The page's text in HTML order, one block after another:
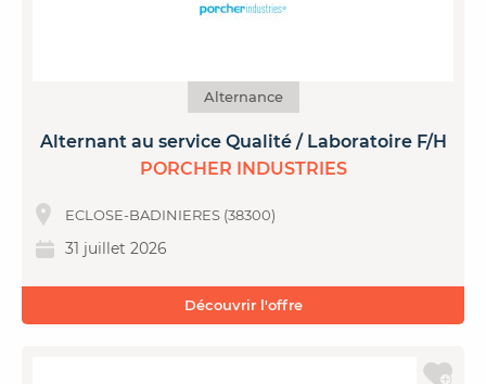
Alternance
Alternant au service Qualité / Laboratoire F/H
PORCHER INDUSTRIES
ECLOSE-BADINIERES (38300)
31 juillet 2026
Découvrir l'offre